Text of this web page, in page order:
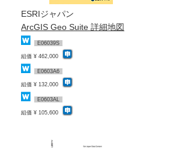
ESRIジャパン
ArcGIS Geo Suite 詳細地図
E06039S
組価 ¥ 462,000
E0603A6
組価 ¥ 132,000
E0603AL
組価 ¥ 105,600